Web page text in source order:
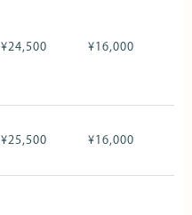
¥24,500 ¥16,000
¥25,500 ¥16,000